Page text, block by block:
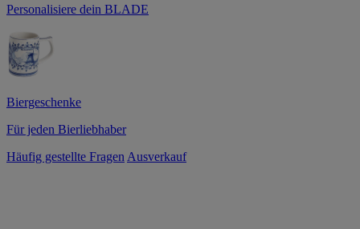
Personalisiere dein BLADE
Biergeschenke
Für jeden Bierliebhaber
Häufig gestellte Fragen Ausverkauf